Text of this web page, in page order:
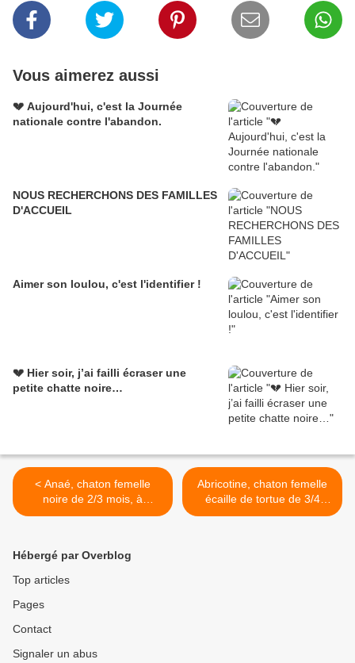
Vous aimerez aussi
💔 Aujourd'hui, c'est la Journée
nationale contre l'abandon.
NOUS RECHERCHONS DES FAMILLES
D'ACCUEIL
Aimer son loulou, c'est l'identifier !
💔 Hier soir, j’ai failli écraser une
petite chatte noire…
< Anaé, chaton femelle
noire de 2/3 mois, à
l'adoption -> adoptée avec
Abricotine, chaton femelle
écaille de tortue de 3/4
mois, à l'adoption ->
Hébergé par Overblog
Top articles
Pages
Contact
Signaler un abus